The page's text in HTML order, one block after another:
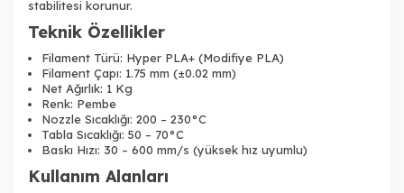
stabilitesi korunur.
Teknik Özellikler
Filament Türü: Hyper PLA+ (Modifiye PLA)
Filament Çapı: 1.75 mm (±0.02 mm)
Net Ağırlık: 1 Kg
Renk: Pembe
Nozzle Sıcaklığı: 200 – 230°C
Tabla Sıcaklığı: 50 – 70°C
Baskı Hızı: 30 – 600 mm/s (yüksek hız uyumlu)
Kullanım Alanları